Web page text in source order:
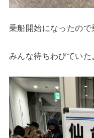
乗船開始になったので
みんな待ちわびてい